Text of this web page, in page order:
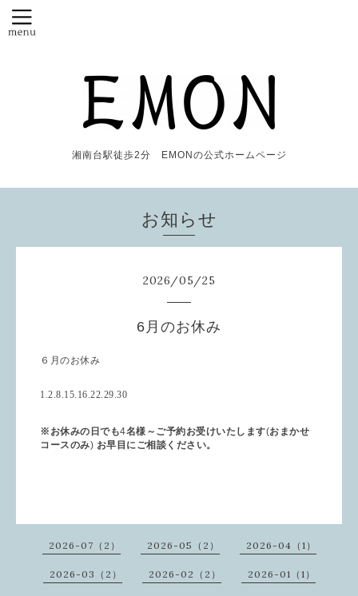
湘南台駅徒歩2分 EMONの公式ホームページ
お知らせ
2026/05/25
6月のお休み
６月のお休み
1.2.8.15.16.22.29.30
※ お休みの日でも4名様～ご予約お受けいたします(おまかせ
コースのみ) お早目にご相談ください。
2026-07（2） 2026-05（2） 2026-04（1）
2026-03（2） 2026-02（2） 2026-01（1）